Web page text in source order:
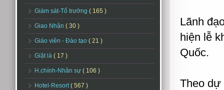
Giám sát-Tổ trưởng ( 165 )
Giao Nhận ( 30 )
Giáo viên - Đào tạo ( 21 )
Giặt là ( 17 )
H.chính-Nhân sự ( 106 )
Hotel-Resort( 567 )
Lãnh
hiện lễ
Quốc.
Theo dự